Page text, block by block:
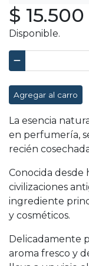
$ 15.500
Disponible.
Agregar al carro
La esencia
en perfumería,
recién
Conocida desde
civilizaciones
ingrediente
y cosméticos.
Delicadamente
aroma fresco y